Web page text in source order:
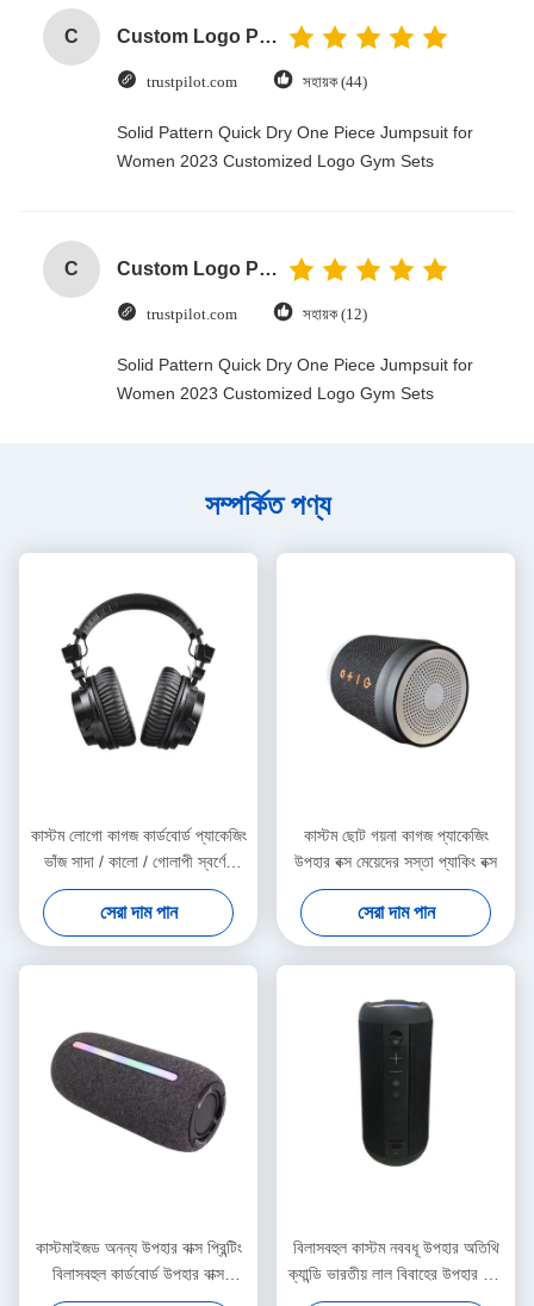
C Custom Logo Paper Cardboard Packing Folding White / Black / Rose Gold Luxury Magnetic Gift Box with Ribbon Closure
trustpilot.com সহায়ক (44)
Solid Pattern Quick Dry One Piece Jumpsuit for
Women 2023 Customized Logo Gym Sets
C Custom Logo Paper Cardboard Packing Folding White / Black / Rose Gold Luxury Magnetic Gift Box with Ribbon Closure
trustpilot.com সহায়ক (12)
Solid Pattern Quick Dry One Piece Jumpsuit for
Women 2023 Customized Logo Gym Sets
সম্পর্কিত পণ্য
কাস্টম লোগো কাগজ কার্ডবোর্ড প্যাকেজিং
ভাঁজ সাদা / কালো / গোলাপী স্বর্ণের
বিলাসবহুল রিবন বন্ধক সহ চৌম্বকীয়
উপহার বাক্স
সেরা দাম পান
কাস্টম ছোট গয়না কাগজ প্যাকেজিং
উপহার বক্স মেয়েদের সস্তা প্যাকিং বক্স
সেরা দাম পান
কাস্টমাইজড অনন্য উপহার বাক্স প্রিন্টিং
বিলাসবহুল কার্ডবোর্ড উপহার বাক্স
প্যাকেজিং জুয়েলারী ভ্যালেন্টাইন রোজ
বিলাসবহুল কাস্টম নববধূ উপহার অতিথি
ক্যান্ডি ভারতীয় লাল বিবাহের উপহার বাক্স
বিবাহের সজ্জা জন্য উপহার